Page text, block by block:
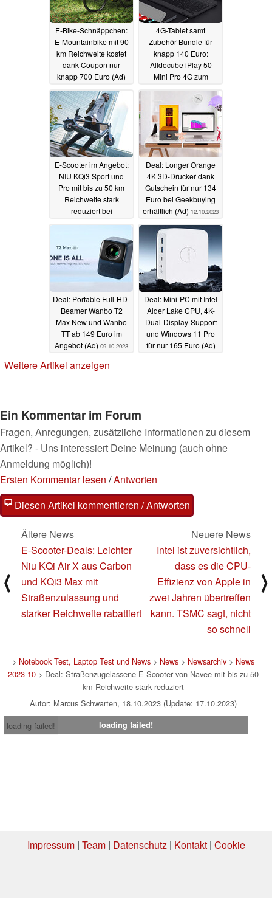
E-Bike-Schnäppchen:
E-Mountainbike mit 90
km Reichweite kostet
dank Coupon nur
knapp 700 Euro (Ad)
19.10.2023
4G-Tablet samt
Zubehör-Bundle für
knapp 140 Euro:
Alldocube iPlay 50
Mini Pro 4G zum
17.10.2023
E-Scooter im Angebot:
NIU KQi3 Sport und
Pro mit bis zu 50 km
Reichweite stark
reduziert bei
Deal: Longer Orange
4K 3D-Drucker dank
Gutschein für nur 134
Euro bei Geekbuying
erhältlich (Ad) 12.10.2023
Deal: Portable Full-HD-
Beamer Wanbo T2
Max New und Wanbo
TT ab 149 Euro im
Angebot (Ad) 09.10.2023
Deal: Mini-PC mit Intel
Alder Lake CPU, 4K-
Dual-Display-Support
und Windows 11 Pro
für nur 165 Euro (Ad)
Weitere Artikel anzeigen
Ein Kommentar im Forum
Fragen, Anregungen, zusätzliche Informationen zu diesem
Artikel? - Uns interessiert Deine Meinung (auch ohne
Anmeldung möglich)!
Ersten Kommentar lesen /Antworten
Diesen Artikel kommentieren / Antworten
⟨
Ältere News
E-Scooter-Deals: Leichter
Niu KQi Air X aus Carbon
und KQi3 Max mit
Straßenzulassung und
starker Reichweite rabattiert
Neuere News
Intel ist zuversichtlich,
dass es die CPU-
Effizienz von Apple in
zwei Jahren übertreffen
kann. TSMC sagt, nicht
so schnell
⟩
> Notebook Test, Laptop Test und News> News> Newsarchiv> News
2023-10> Deal: Straßenzugelassene E-Scooter von Navee mit bis zu 50
km Reichweite stark reduziert
Autor: Marcus Schwarten, 18.10.2023 (Update: 17.10.2023)
loading failed!
loading failed!
Impressum| Team| Datenschutz| Kontakt| Cookie